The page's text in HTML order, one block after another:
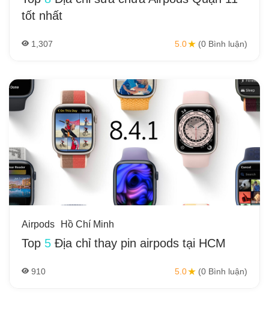
tốt nhất
1,307 5.0 (0 Bình luận)
Airpods Hồ Chí Minh
Top 5 Địa chỉ thay pin airpods tại HCM
910 5.0 (0 Bình luận)